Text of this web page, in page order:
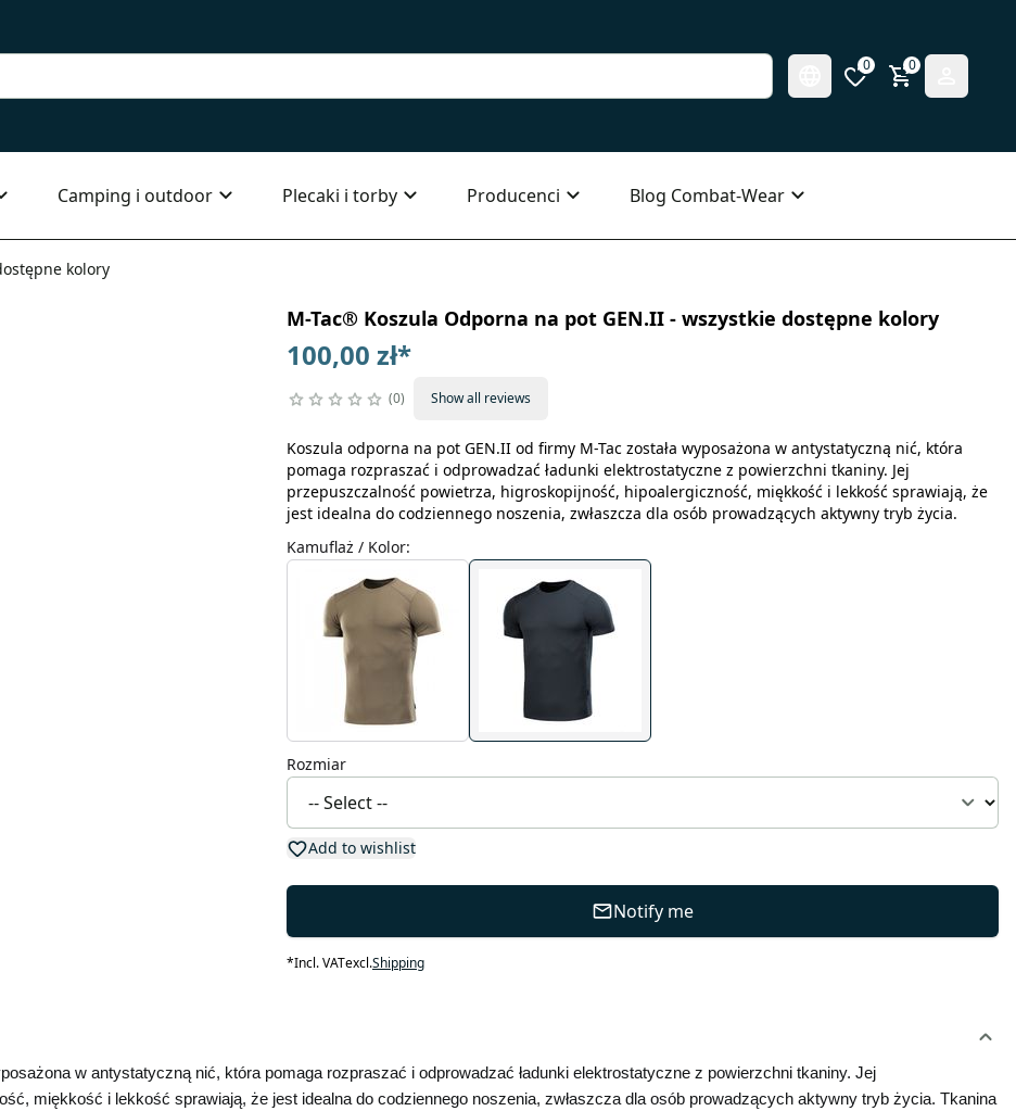
0 0
Camping i outdoor Plecaki i torby Producenci Blog Combat-Wear
kolory
M-Tac® Koszula Odporna na pot GEN.II - wszystkie dostępne kolory
100,00 zł*
0 Show all reviews
Koszula odporna na pot GEN.II od firmy M-Tac została wyposażona w antystatyczną nić, która
pomaga rozpraszać i odprowadzać ładunki elektrostatyczne z powierzchni tkaniny. Jej
przepuszczalność powietrza, higroskopijność, hipoalergiczność, miękkość i lekkość sprawiają, że
jest idealna do codziennego noszenia, zwłaszcza dla osób prowadzących aktywny tryb życia.
Kamuflaż / Kolor:
Rozmiar
Add to wishlist
Notify me
*Incl. VATexcl.Shipping
w antystatyczną nić, która pomaga rozpraszać i odprowadzać ładunki elektrostatyczne z powierzchni tkaniny. Jej
miękkość i lekkość sprawiają, że jest idealna do codziennego noszenia, zwłaszcza dla osób prowadzących aktywny tryb życia. Tkanina